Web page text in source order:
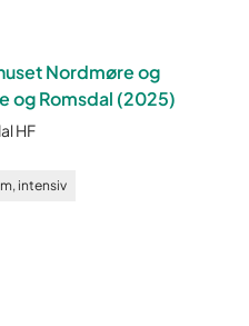
Nordmøre og
og Romsdal (2025)
HF
intensiv